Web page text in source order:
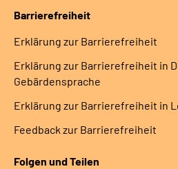
Barrierefreiheit
Erklärung zur Barrierefreiheit
Erklärung zur Barrierefreiheit in
Gebärdensprache
Erklärung zur Barrierefreiheit in
Feedback zur Barrierefreiheit
Folgen und Teilen